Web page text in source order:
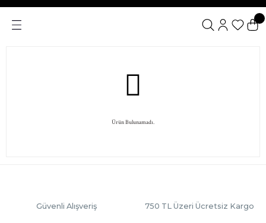
Ürün Bulunamadı.
Güvenli Alışveriş 750 TL Üzeri Ücretsiz Kargo